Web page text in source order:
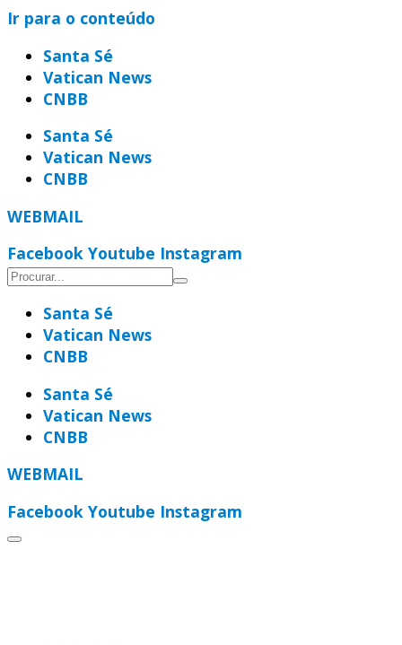
Ir para o conteúdo
Santa Sé
Vatican News
CNBB
Santa Sé
Vatican News
CNBB
WEBMAIL
Facebook Youtube Instagram
Santa Sé
Vatican News
CNBB
Santa Sé
Vatican News
CNBB
WEBMAIL
Facebook Youtube Instagram